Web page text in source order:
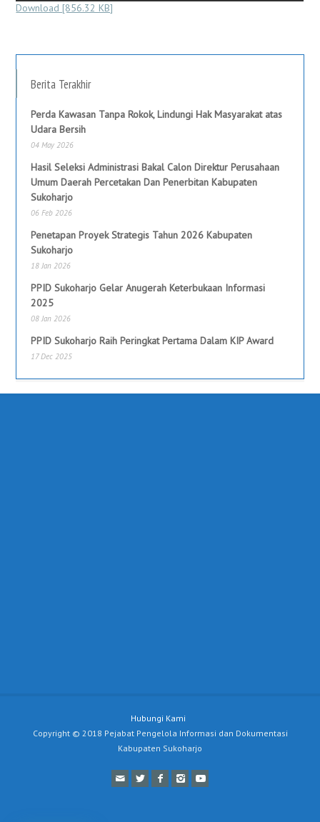
Download [856.32 KB]
Berita Terakhir
Perda Kawasan Tanpa Rokok, Lindungi Hak Masyarakat atas
Udara Bersih
04 May 2026
Hasil Seleksi Administrasi Bakal Calon Direktur Perusahaan
Umum Daerah Percetakan Dan Penerbitan Kabupaten
Sukoharjo
06 Feb 2026
Penetapan Proyek Strategis Tahun 2026 Kabupaten
Sukoharjo
18 Jan 2026
PPID Sukoharjo Gelar Anugerah Keterbukaan Informasi
2025
08 Jan 2026
PPID Sukoharjo Raih Peringkat Pertama Dalam KIP Award
17 Dec 2025
Hubungi Kami
Copyright © 2018 Pejabat Pengelola Informasi dan Dokumentasi
Kabupaten Sukoharjo